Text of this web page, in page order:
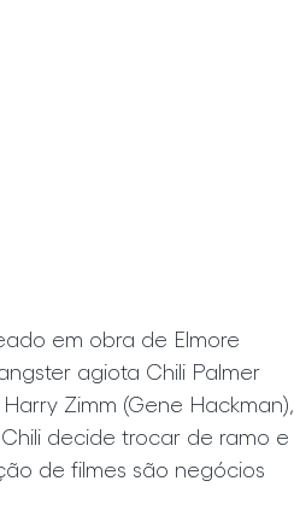
em obra de Elmore
agiota Chili Palmer
Zimm (Gene Hackman),
decide trocar de ramo e
de filmes são negócios